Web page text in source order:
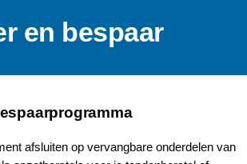
en bespaar
afsluiten op vervangbare onderdelen van